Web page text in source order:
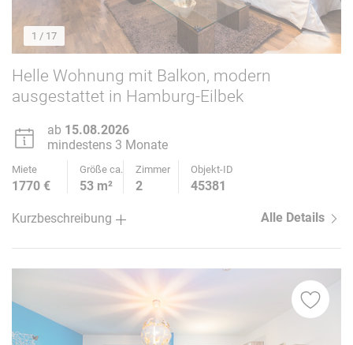
1 / 17
Helle Wohnung mit Balkon, modern
ausgestattet in Hamburg-Eilbek
ab 15.08.2026
mindestens 3 Monate
Miete Größe ca. Zimmer Objekt-ID
1770 € 53 m² 2 45381
Kurzbeschreibung Alle Details